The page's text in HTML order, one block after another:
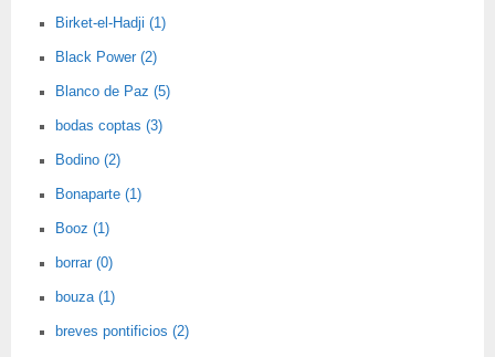
Birket-el-Hadji (1)
Black Power (2)
Blanco de Paz (5)
bodas coptas (3)
Bodino (2)
Bonaparte (1)
Booz (1)
borrar (0)
bouza (1)
breves pontificios (2)